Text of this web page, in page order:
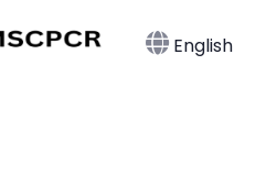
English